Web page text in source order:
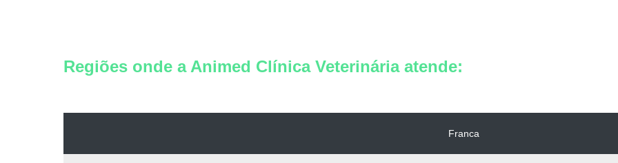
Regiões onde a Animed Clínica Veterinária atende:
Franca